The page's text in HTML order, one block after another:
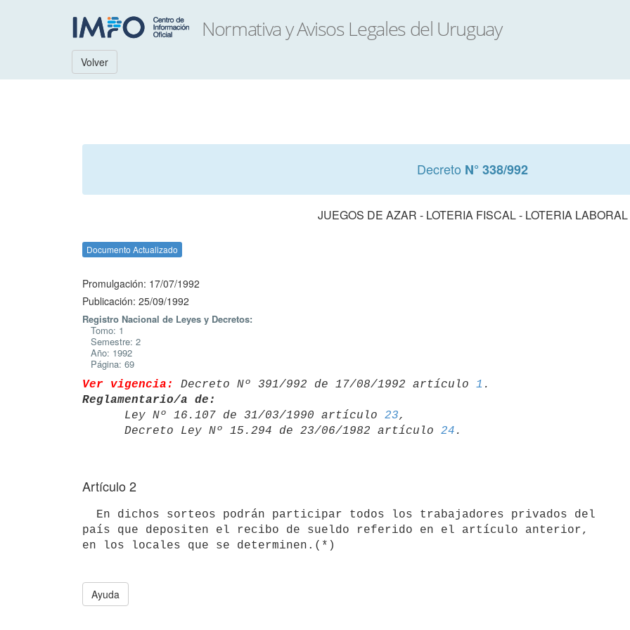
Volver
Decreto N° 338/992
JUEGOS DE AZAR - LOTERIA FISCAL - LOTERIA LABORAL
Documento Actualizado
Promulgación: 17/07/1992
Publicación: 25/09/1992
Registro Nacional de Leyes y Decretos:
Tomo: 1
Semestre: 2
Año: 1992
Página: 69
Ver vigencia: Decreto Nº 391/992 de 17/08/1992 artículo 1
Reglamentario/a de:
Ley Nº 16.107 de 31/03/1990 artículo 23,
      Decreto Ley Nº 15.294 de 23/06/1982 artículo
24
Artículo 2
país que depositen el recibo de sueldo referido en el artículo anterior,
Ayuda